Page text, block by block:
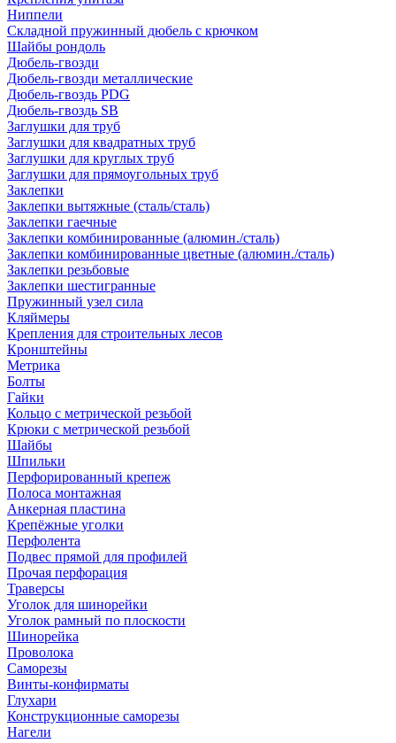
Ниппели
Складной пружинный дюбель с крючком
Шайбы рондоль
Дюбель-гвозди
Дюбель-гвозди металлические
Дюбель-гвоздь PDG
Дюбель-гвоздь SB
Заглушки для труб
Заглушки для квадратных труб
Заглушки для круглых труб
Заглушки для прямоугольных труб
Заклепки
Заклепки вытяжные (сталь/сталь)
Заклепки гаечные
Заклепки комбинированные (алюмин./сталь)
Заклепки комбинированные цветные (алюмин./сталь)
Заклепки резьбовые
Заклепки шестигранные
Пружинный узел сила
Кляймеры
Крепления для строительных лесов
Кронштейны
Метрика
Болты
Гайки
Кольцо с метрической резьбой
Крюки с метрической резьбой
Шайбы
Шпильки
Перфорированный крепеж
Полоса монтажная
Анкерная пластина
Крепёжные уголки
Перфолента
Подвес прямой для профилей
Прочая перфорация
Траверсы
Уголок для шинорейки
Уголок рамный по плоскости
Шинорейка
Проволока
Саморезы
Винты-конфирматы
Глухари
Конструкционные саморезы
Нагели